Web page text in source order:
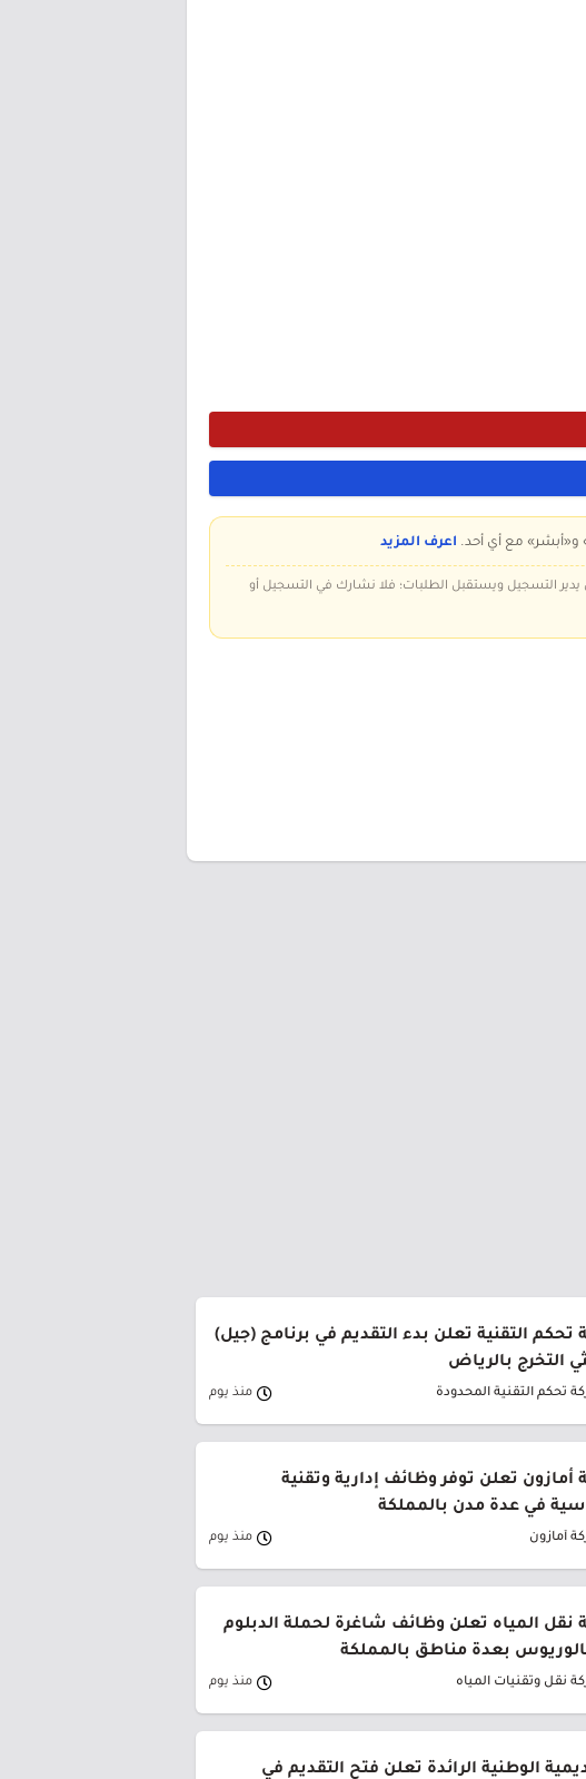
و«أبشر» مع أي أحد. اعرف المزيد
يدير التسجيل ويستقبل الطلبات؛ فلا نشارك في التسجيل أو
تحكم التقنية تعلن بدء التقديم في برنامج (جيل)
التخرج بالرياض
تحكم التقنية المحدودة منذ يوم
أمازون تعلن توفر وظائف إدارية وتقنية
في عدة مدن بالمملكة
أمازون منذ يوم
نقل المياه تعلن وظائف شاغرة لحملة الدبلوم
بعدة مناطق بالمملكة
نقل وتقنيات المياه منذ يوم
الوطنية الرائدة تعلن فتح التقديم في